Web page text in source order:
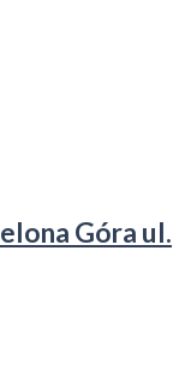
Góra ul.